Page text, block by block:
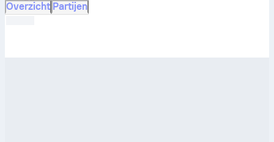
Overzicht Partijen